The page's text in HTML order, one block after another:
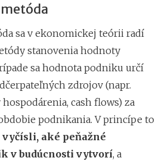
sa v ekonomickej teórii radí
stanovenia hodnoty
sa hodnota podniku určí
zdrojov (napr.
cash flows) za
podnikania. V princípe to
vyčísli, aké peňažné
v budúcnosti vytvorí, a